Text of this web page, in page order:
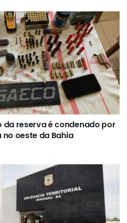
reserva é condenado por
oeste da Bahia